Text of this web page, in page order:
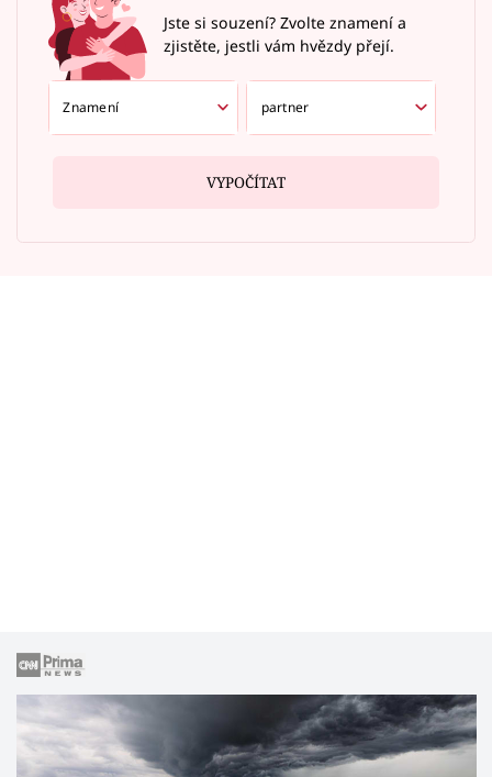
Jste si souzení? Zvolte znamení a
zjistěte, jestli vám hvězdy přejí.
VYPOČÍTAT